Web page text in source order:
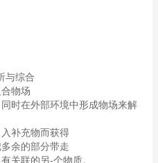
与综合
物场
时在外部环境中形成物场来解
补充物而获得
余的部分带走
关联的另-个物质。